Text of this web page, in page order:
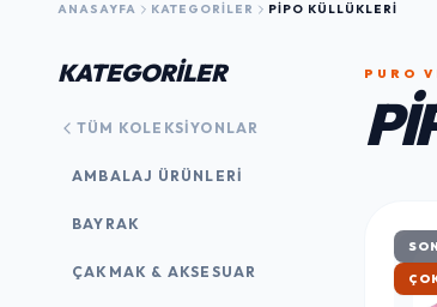
ANASAYFA KATEGORILER PIPO KÜLLÜKLERI
KATEGORİLER
TÜM KOLEKSIYONLAR
AMBALAJ ÜRÜNLERI
BAYRAK
ÇAKMAK & AKSESUAR
PURO